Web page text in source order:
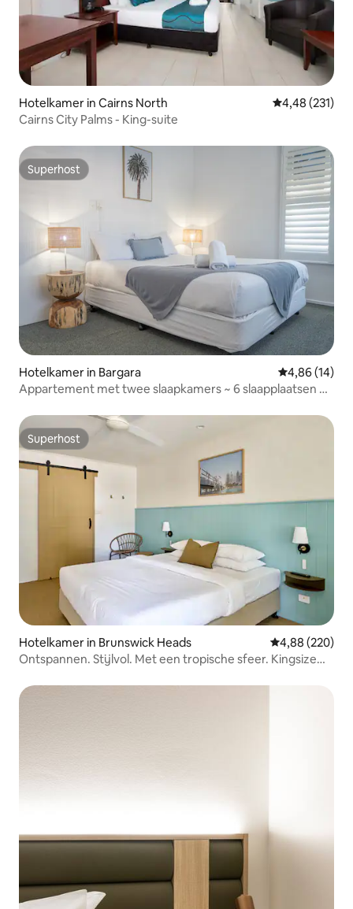
Hotelkamer in Cairns North Gemiddelde
4,48 (231)
Cairns City Palms - King-suite
Superhost
Superhost
Hotelkamer in Bargara Gemiddelde
4,86 (14)
Appartement met twee slaapkamers ~ 6 slaapplaatsen ~
Superhost
Superhost
Hotelkamer in Brunswick Heads Gemiddelde
4,88 (220)
Ontspannen. Stijlvol. Met een tropische sfeer. Kingsize